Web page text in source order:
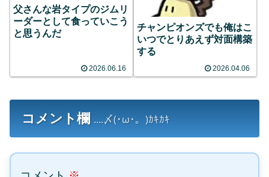
父さんな岩タイプのジムリ
ーダーとして食っていこう
と思うんだ
2026.06.16
チャンピオンズでも俺はこ
いつでとりあえず対面構築
する
2026.04.06
コメント欄 ....〆(･ω･。)ｶｷｶｷ